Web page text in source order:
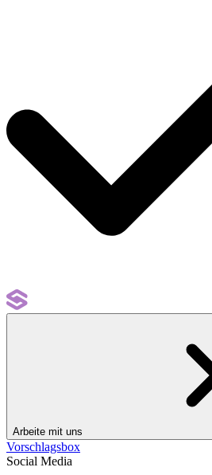
Arbeite mit uns
Vorschlagsbox
Social Media